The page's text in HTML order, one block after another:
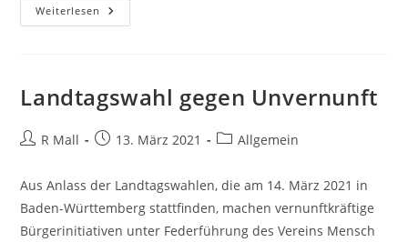
Weiterlesen Zum
Urteil
2021
?
473/19,
C-
Landtagswahl gegen Unvernunft
Beitrags-
R Mall
Beitrag13. März 2021
Beitrags-
Allgemein
Aus Anlass der Landtagswahlen, die am 14. März 2021 in
Baden-Württemberg stattfinden, machen vernunftkräftige
Bürgerinitiativen unter Federführung des Vereins Mensch